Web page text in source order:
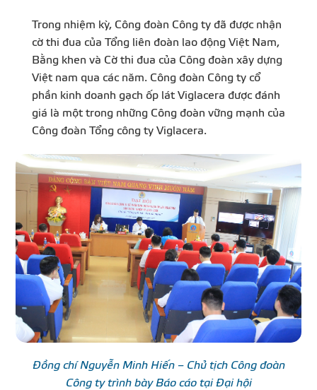
Trong nhiệm kỳ, Công đoàn Công ty đã được nhận
cờ thi đua của Tổng liên đoàn lao động Việt Nam,
Bằng khen và Cờ thi đua của Công đoàn xây dựng
Việt nam qua các năm. Công đoàn Công ty cổ
phần kinh doanh gạch ốp lát Viglacera được đánh
giá là một trong những Công đoàn vững mạnh của
Công đoàn Tổng công ty Viglacera.
Đồng chí Nguyễn Minh Hiến – Chủ tịch Công đoàn
Công ty trình bày Báo cáo tại Đại hội